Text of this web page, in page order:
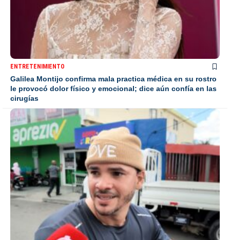
ENTRETENIMIENTO
Galilea Montijo confirma mala practica médica en su rostro
le provocó dolor físico y emocional; dice aún confía en las
cirugías